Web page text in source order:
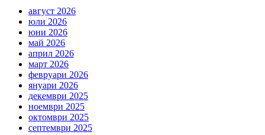
август 2026
юли 2026
юни 2026
май 2026
април 2026
март 2026
февруари 2026
януари 2026
декември 2025
ноември 2025
октомври 2025
септември 2025